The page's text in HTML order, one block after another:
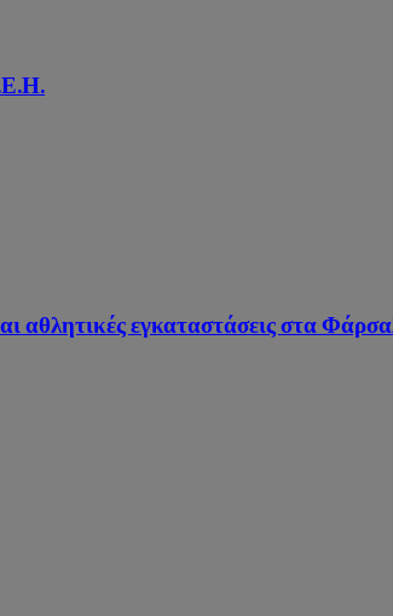
αθλητικές εγκαταστάσεις στα